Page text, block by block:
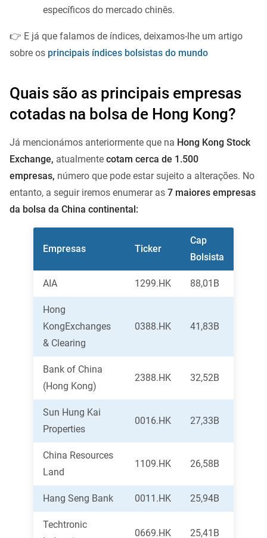
específicos do mercado chinês.
👉 E já que falamos de índices, deixamos-lhe um artigo
sobre os principais índices bolsistas do mundo
Quais são as principais empresas
cotadas na bolsa de Hong Kong?
Já mencionámos anteriormente que na Hong Kong Stock
Exchange, atualmente cotam cerca de 1.500
empresas, número que pode estar sujeito a alterações. No
entanto, a seguir iremos enumerar as 7 maiores empresas
da bolsa da China continental:
Empresas Ticker
Cap
Bolsista
AIA 1299.HK 88,01B
Hong
KongExchanges
& Clearing
0388.HK 41,83B
Bank of China
(Hong Kong)
2388.HK 32,52B
Sun Hung Kai
Properties
0016.HK 27,33B
China Resources
Land
1109.HK 26,58B
Hang Seng Bank 0011.HK 25,94B
Techtronic
0669.HK 25,41B